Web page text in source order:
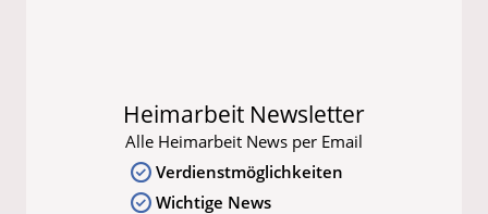
Heimarbeit Newsletter
Alle Heimarbeit News per Email
Verdienstmöglichkeiten
Wichtige News